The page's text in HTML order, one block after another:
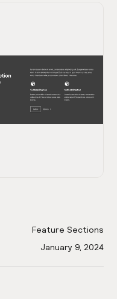
Feature Sections
January 9, 2024